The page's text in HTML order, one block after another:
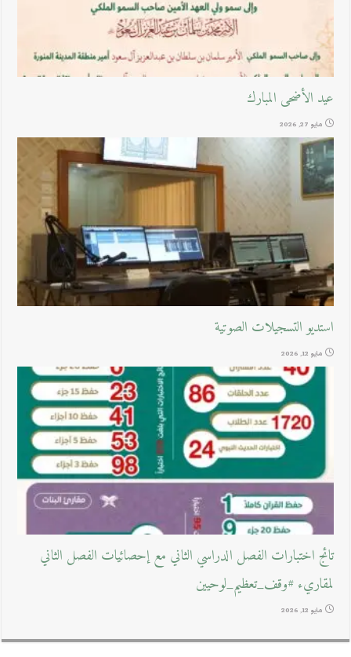
عيد الأضحى المبارك
مايو 27, 2026
استديو التسجيلات الصوتية
مايو 12, 2026
تائج اختبارات الفصل الدراسي الثاني مع إحصائيات الفصل الثاني
لمقاريء #وقف_تعظيم_لوحيين
مايو 12, 2026